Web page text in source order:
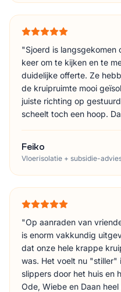
"Sjoerd is langsgekomen
keer om te kijken en te
duidelijke offerte. Ze
de kruipruimte mooi
juiste richting op
scheelt toch een hoop.
Feiko
Vloerisolatie + subsidie-
"Op aanraden van
is enorm vakkundig
dat onze hele krappe
was. Het voelt nu "stiller"
slippers door het huis en
Ode, Wiebe en Daan